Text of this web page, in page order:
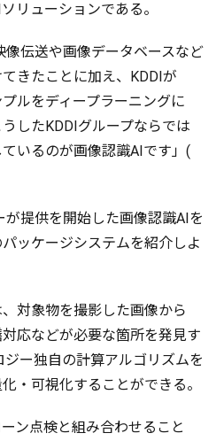
ソリューションである。
像伝送や画像データベースなど
きたことに加え、KDDIが
ルをディープラーニングに
したKDDIグループならでは
ているのが画像認識AIです」(
が提供を 開始した画像認識AIを
パッケージシステムを紹介しよ
、対象物を撮影した画像から
応などが必要な箇所を発見す
ジー独自の計算アルゴリズムを
・ 可視化することができる。
ン点検と組み合わせること